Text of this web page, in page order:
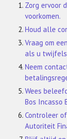
Zorg ervoor
voorkomen.
Houd alle
Vraag om
als u
Neem
Wees
Bos Incasso
Controleer
Autoriteit